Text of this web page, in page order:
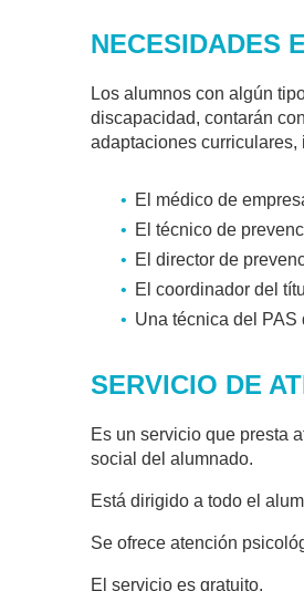
NECESIDADES
Los alumnos con algún
discapacidad, contarán
adaptaciones curriculares,
El médico de
El técnico de
El director de
El coordinador del
Una técnica del PAS
SERVICIO DE
Es un servicio que presta
social del alumnado.
Está dirigido a todo el
Se ofrece atención
El servicio es gratuito.